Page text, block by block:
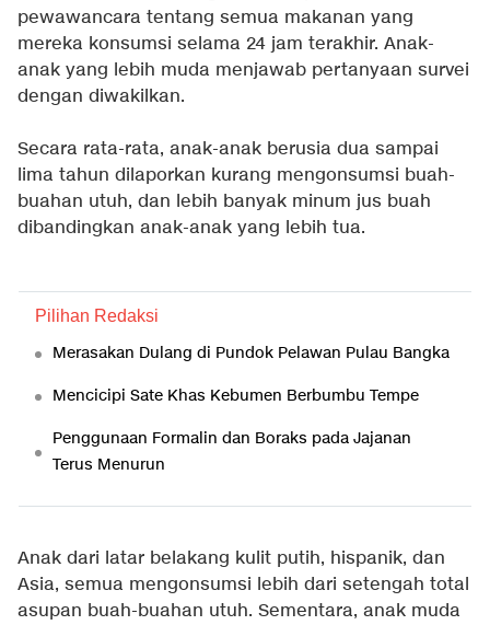
pewawancara tentang semua makanan yang
mereka konsumsi selama 24 jam terakhir. Anak-
anak yang lebih muda menjawab pertanyaan survei
dengan diwakilkan.
Secara rata-rata, anak-anak berusia dua sampai
lima tahun dilaporkan kurang mengonsumsi buah-
buahan utuh, dan lebih banyak minum jus buah
dibandingkan anak-anak yang lebih tua.
Pilihan Redaksi
Merasakan Dulang di Pundok Pelawan Pulau Bangka
Mencicipi Sate Khas Kebumen Berbumbu Tempe
Penggunaan Formalin dan Boraks pada Jajanan
Terus Menurun
Anak dari latar belakang kulit putih, hispanik, dan
Asia, semua mengonsumsi lebih dari setengah total
asupan buah-buahan utuh. Sementara, anak muda